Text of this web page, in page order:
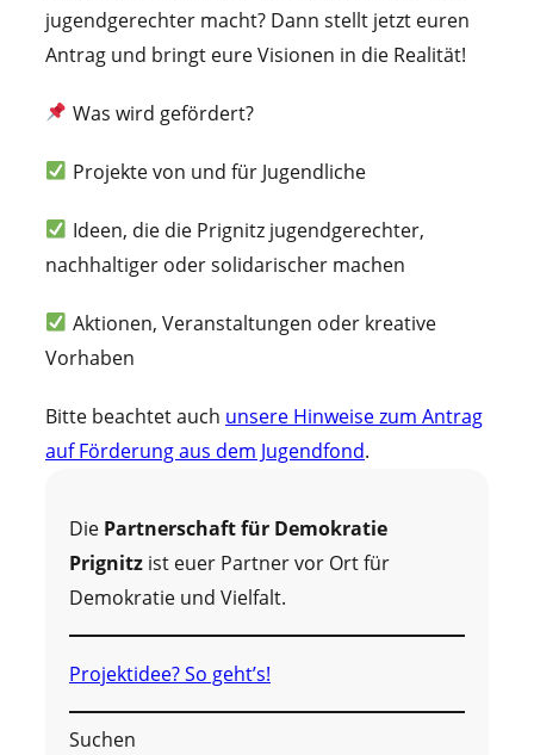
jugendgerechter macht? Dann stellt jetzt euren
Antrag und bringt eure Visionen in die Realität!
Was wird gefördert?
Projekte von und für Jugendliche
Ideen, die die Prignitz jugendgerechter,
nachhaltiger oder solidarischer machen
Aktionen, Veranstaltungen oder kreative
Vorhaben
Bitte beachtet auch unsere Hinweise zum Antrag
auf Förderung aus dem Jugendfond.
Die Partnerschaft für Demokratie
Prignitz ist euer Partner vor Ort für
Demokratie und Vielfalt.
Projektidee? So geht’s!
Suchen